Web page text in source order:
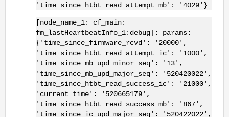
'time_since_htbt_read_attempt_mb': '4029'}
[node_name_1: cf_main:
fm_lastHeartbeatInfo_1:debug]: params:
{'time_since_firmware_rcvd': '20000',
'time_since_htbt_read_attempt_ic': '1000',
'time_since_mb_upd_minor_seq': '13',
'time_since_mb_upd_major_seq': '520420022',
'time_since_htbt_read_success_ic': '21000',
'current_time': '520665179',
'time_since_htbt_read_success_mb': '867',
'time_since_ic_upd_major_seq': '520422022',